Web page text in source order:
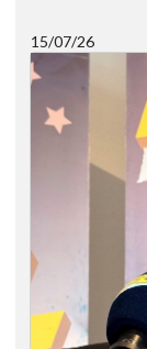
15/07/26